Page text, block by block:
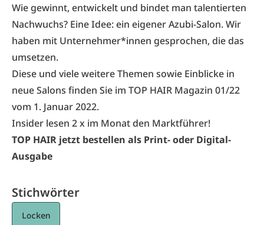
Wie gewinnt, entwickelt und bindet man talentierten
Nachwuchs? Eine Idee: ein eigener Azubi-Salon. Wir
haben mit Unternehmer*innen gesprochen, die das
umsetzen.
Diese und viele weitere Themen sowie Einblicke in
neue Salons finden Sie im TOP HAIR Magazin 01/22
vom 1. Januar 2022.
Insider lesen 2 x im Monat den Marktführer!
TOP HAIR jetzt bestellen als Print- oder Digital-
Ausgabe
Stichwörter
Locken